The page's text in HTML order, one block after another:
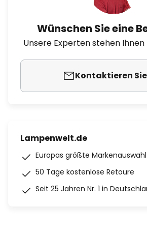
Wünschen Sie eine
Unsere Experten stehen Ihnen
Kontaktieren
Lampenwelt.de
Europas größte Markenauswahl
50 Tage kostenlose Retoure
Seit 25 Jahren Nr. 1 in